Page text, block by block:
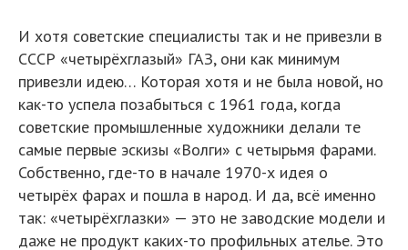
И хотя советские специалисты так и не привезли в
СССР «четырёхглазый» ГАЗ, они как минимум
привезли идею… Которая хотя и не была новой, но
как-то успела позабыться с 1961 года, когда
советские промышленные художники делали те
самые первые эскизы «Волги» с четырьмя фарами.
Собственно, где-то в начале 1970-х идея о
четырёх фарах и пошла в народ. И да, всё именно
так: «четырёхглазки» — это не заводские модели и
даже не продукт каких-то профильных ателье. Это